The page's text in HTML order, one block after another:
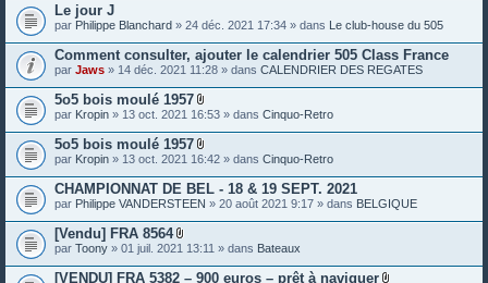
Le jour J
par Philippe Blanchard » 24 déc. 2021 17:34 » dans Le club-house du 505
Comment consulter, ajouter le calendrier 505 Class France
par Jaws » 14 déc. 2021 11:28 » dans CALENDRIER DES REGATES
5o5 bois moulé 1957
P
è
e
s
o
t
e
s
par Kropin » 13 oct. 2021 16:53 » dans Cinquo-Retro
5o5 bois moulé 1957
P
è
c
e
s
o
n
par Kropin » 13 oct. 2021 16:42 » dans Cinquo-Retro
CHAMPIONNAT DE BEL - 18 & 19 SEPT. 2021
par Philippe VANDERSTEEN » 20 août 2021 9:17 » dans BELGIQUE
[Vendu] FRA 8564
P
è
par Toony » 01 juil. 2021 13:11 » dans Bateaux
[VENDU] FRA 5382 – 900 euros – prêt à naviguer